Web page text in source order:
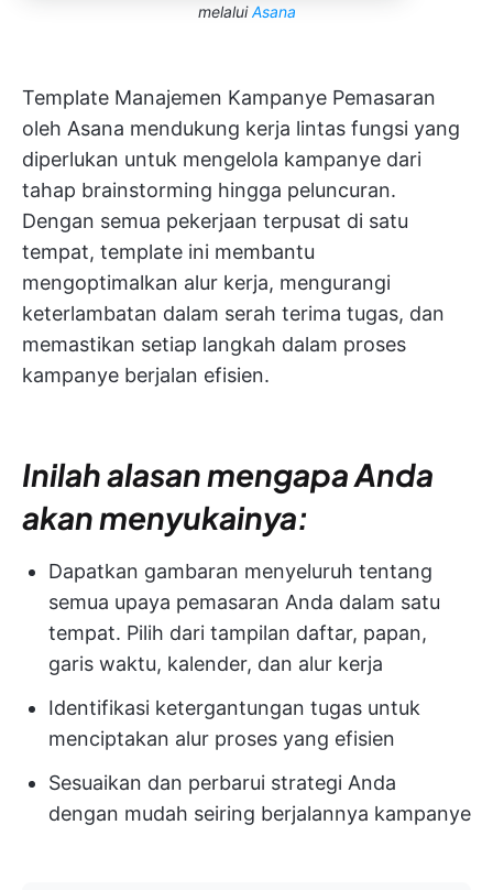
melaluiAsana
Template Manajemen Kampanye Pemasaran
oleh Asana mendukung kerja lintas fungsi yang
diperlukan untuk mengelola kampanye dari
tahap brainstorming hingga peluncuran.
Dengan semua pekerjaan terpusat di satu
tempat, template ini membantu
mengoptimalkan alur kerja, mengurangi
keterlambatan dalam serah terima tugas, dan
memastikan setiap langkah dalam proses
kampanye berjalan efisien.
Inilah alasan mengapa Anda
akan menyukainya:
Dapatkan gambaran menyeluruh tentang
semua upaya pemasaran Anda dalam satu
tempat. Pilih dari tampilan daftar, papan,
garis waktu, kalender, dan alur kerja
Identifikasi ketergantungan tugas untuk
menciptakan alur proses yang efisien
Sesuaikan dan perbarui strategi Anda
dengan mudah seiring berjalannya kampanye